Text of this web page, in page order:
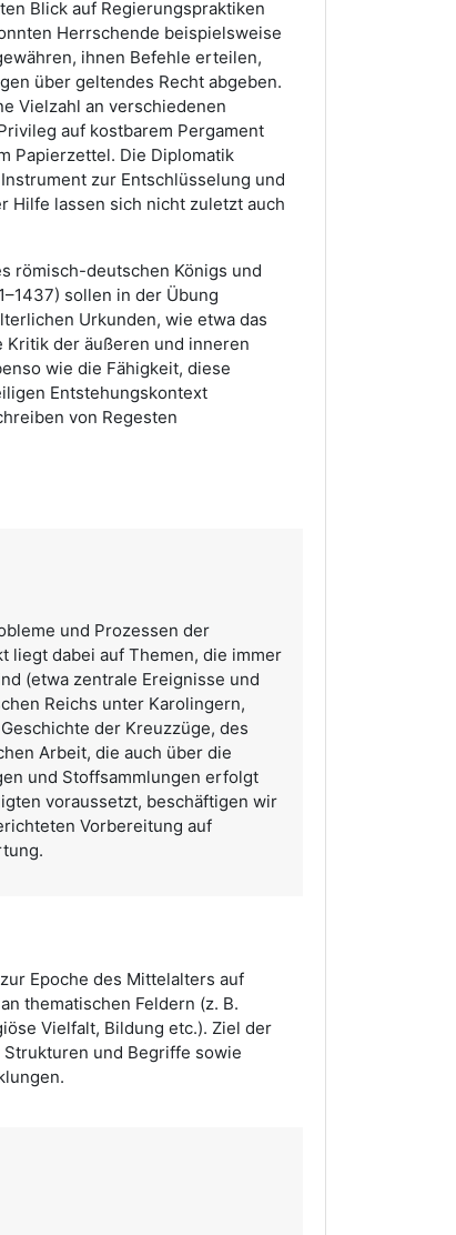
Blick auf Regierungspraktiken
Herrschende beispielsweise
ihnen Befehle erteilen,
über geltendes Recht abgeben.
Vielzahl an verschiedenen
auf kostbarem Pergament
Papierzettel. Die Diplomatik
zur Entschlüsselung und
Hilfe lassen sich nicht zuletzt auch
römisch-deutschen Königs und
sollen in der Übung
Urkunden, wie etwa das
der äußeren und inneren
wie die Fähigkeit, diese
Entstehungskontext
von Regesten
und Prozessen der
liegt dabei auf Themen, die immer
(etwa zentrale Ereignisse und
Reichs unter Karolingern,
der Kreuzzüge, des
Arbeit, die auch über die
und Stoffsammlungen erfolgt
voraussetzt, beschäftigen wir
Vorbereitung auf
Epoche des Mittelalters auf
thematischen Feldern (z. B.
Vielfalt, Bildung etc.). Ziel der
und Begriffe sowie